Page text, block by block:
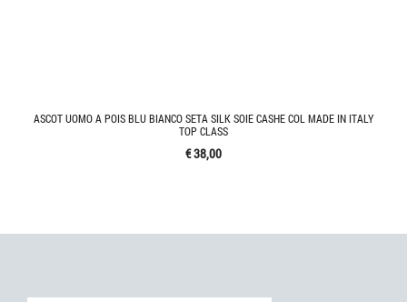
ASCOT UOMO A POIS BLU BIANCO SETA SILK SOIE CASHE COL MADE IN ITALY
TOP CLASS
€ 38,00